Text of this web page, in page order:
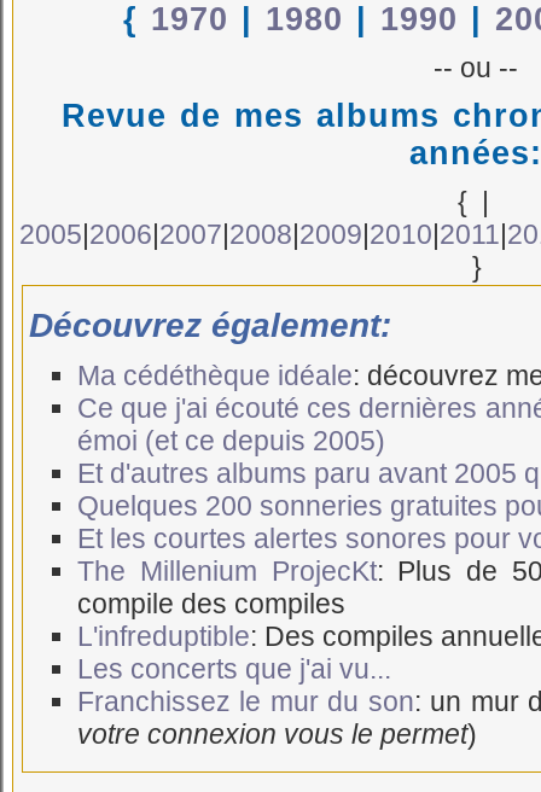
{ 1970 1980 1990
-- ou --
Revue de mes albums
{
2005 2006 2007 2008 2009 2010 2011
}
Découvrez également:
Ma cédéthèque idéale: découvrez
Ce que j'ai écouté ces dernières
émoi (et ce depuis 2005)
Et d'autres albums paru avant 2005
Quelques 200 sonneries gratuites
Et les courtes alertes sonores pour
The Millenium ProjecKt: Plus de
compile des compiles
L'infreduptible: Des compiles
Les concerts que j'ai vu...
Franchissez le mur du son: un mur
votre connexion vous le permet)